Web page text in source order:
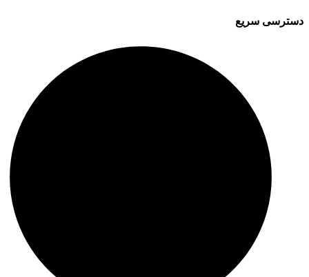
دسترسی سریع